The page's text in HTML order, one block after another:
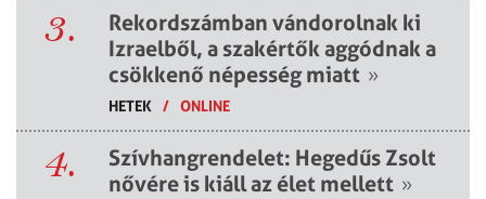
3.
Rekordszámban vándorolnak ki
Izraelből, a szakértők aggódnak a
csökkenő népesség miatt »
HETEK / ONLINE
4.
Szívhangrendelet: Hegedűs Zsolt
nővére is kiáll az élet mellett »